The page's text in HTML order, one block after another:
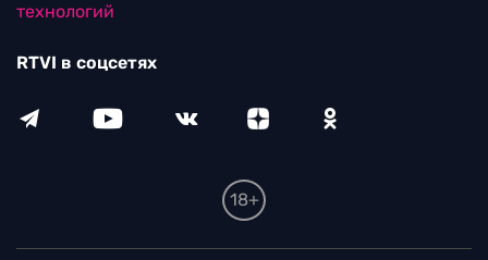
технологий
RTVI в соцсетях
18+